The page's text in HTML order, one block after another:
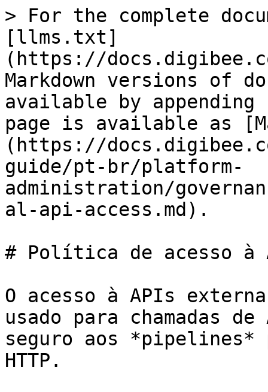
> For the complete
[llms.txt]
(https://
Markdown versions of
available by
page is available as
(https://
guide/pt-br/platform-
administration/
al-api-access.md).
# Política de acesso à
O acesso à APIs
usado para chamadas
seguro aos
HTTP.